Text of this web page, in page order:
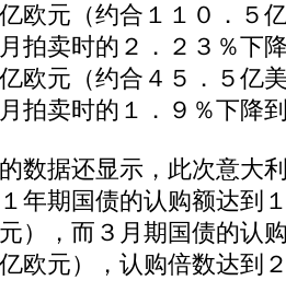
欧元（约合１１０．５
拍卖时的２．２３％下
欧元（约合４５．５亿
拍卖时的１．９％下降
据还显示，此次意大
年期国债的认购额达到
），而３月期国债的认
欧元），认购倍数达到